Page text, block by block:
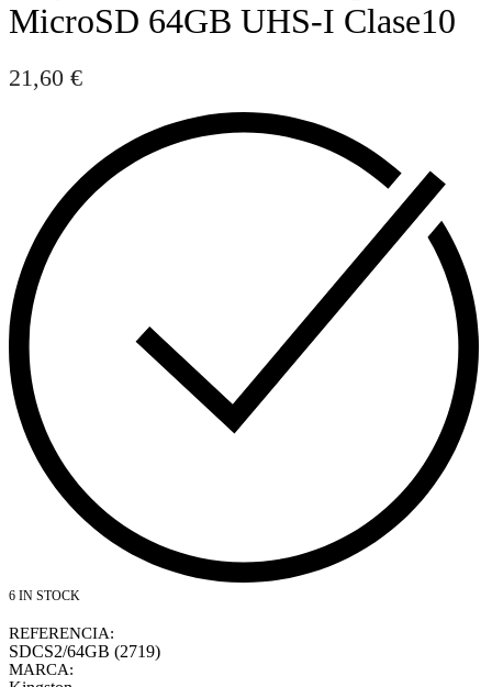
MicroSD 64GB UHS-I Clase10
21,60 €
6 IN STOCK
REFERENCIA:
SDCS2/64GB (2719)
MARCA: